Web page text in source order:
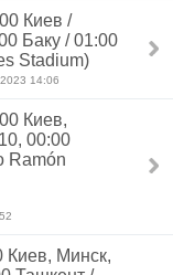
Киев /
Баку / 01:00
Stadium)
14:06
Киев,
00:00
Ramón
Киев, Минск,